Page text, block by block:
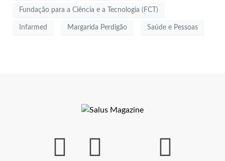
Fundação para a Ciência e a Tecnologia (FCT)
Infarmed Margarida Perdigão Saúde e Pessoas